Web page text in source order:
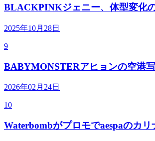
BLACKPINKジェニー、体型変化
2025年10月28日
9
BABYMONSTERアヒョンの空港
2026年02月24日
10
Waterbombがプロモでaespaのカ